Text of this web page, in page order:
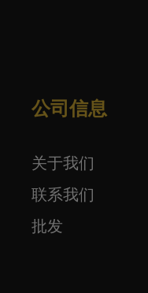
公司信息
关于我们
联系我们
批发